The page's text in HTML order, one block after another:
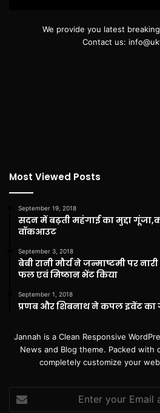
We provide you latest
Contact us:
Most Viewed Posts
September 19, 2018
सदन में बढ़ती महंगाई का मुद्दा
वॉकआउट
September 3, 2018
बेबी रानी मौर्य ने जन्माष्टमी पर
फल एवं मिष्ठान भेंट किया
September 1, 2018
प्रणब और शिबनाथ ने कपल इवेंट का
Jannah is a Clean Responsive
News and Blog theme. Packed with
completely customize your
Enter
your